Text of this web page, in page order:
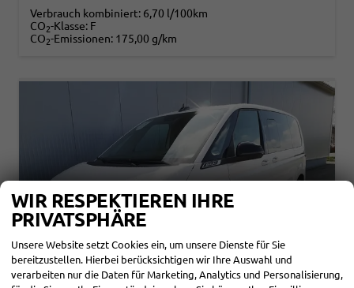
Verbrauch kombiniert: 6,70 l/100km
CO2-Klasse: F
CO2-Emissionen: 175,00 g/km
WIR RESPEKTIEREN IHRE
PRIVATSPHÄRE
Unsere Website setzt Cookies ein, um unsere Dienste für Sie
bereitzustellen. Hierbei berücksichtigen wir Ihre Auswahl und
verarbeiten nur die Daten für Marketing, Analytics und Personalisierung,